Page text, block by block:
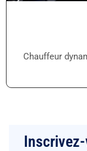
Chauffeur